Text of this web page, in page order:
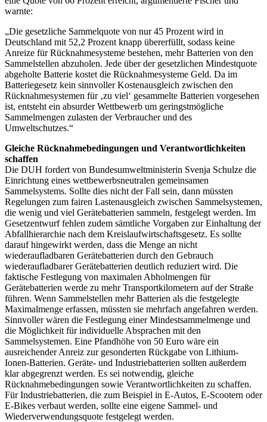
warnte:
„Die gesetzliche Sammelquote von nur 45 Prozent wird in
Deutschland mit 52,2 Prozent knapp übererfüllt, sodass keine
Anreize für Rücknahmesysteme bestehen, mehr Batterien von den
Sammelstellen abzuholen. Jede über der gesetzlichen Mindestquote
abgeholte Batterie kostet die Rücknahmesysteme Geld. Da im
Batteriegesetz kein sinnvoller Kostenausgleich zwischen den
Rücknahmesystemen für ‚zu viel‘ gesammelte Batterien vorgesehen
ist, entsteht ein absurder Wettbewerb um geringstmögliche
Sammelmengen zulasten der Verbraucher und des
Umweltschutzes.“
Gleiche Rücknahmebedingungen und Verantwortlichkeiten
schaffen
Die DUH fordert von Bundesumweltministerin Svenja Schulze die
Einrichtung eines wettbewerbsneutralen gemeinsamen
Sammelsystems. Sollte dies nicht der Fall sein, dann müssten
Regelungen zum fairen Lastenausgleich zwischen Sammelsystemen,
die wenig und viel Gerätebatterien sammeln, festgelegt werden. Im
Gesetzentwurf fehlen zudem sämtliche Vorgaben zur Einhaltung der
Abfallhierarchie nach dem Kreislaufwirtschaftsgesetz. Es sollte
darauf hingewirkt werden, dass die Menge an nicht
wiederaufladbaren Gerätebatterien durch den Gebrauch
wiederaufladbarer Gerätebatterien deutlich reduziert wird. Die
faktische Festlegung von maximalen Abholmengen für
Gerätebatterien werde zu mehr Transportkilometern auf der Straße
führen. Wenn Sammelstellen mehr Batterien als die festgelegte
Maximalmenge erfassen, müssten sie mehrfach angefahren werden.
Sinnvoller wären die Festlegung einer Mindestsammelmenge und
die Möglichkeit für individuelle Absprachen mit den
Sammelsystemen. Eine Pfandhöhe von 50 Euro wäre ein
ausreichender Anreiz zur gesonderten Rückgabe von Lithium-
Ionen-Batterien. Geräte- und Industriebatterien sollten außerdem
klar abgegrenzt werden. Es sei notwendig, gleiche
Rücknahmebedingungen sowie Verantwortlichkeiten zu schaffen.
Für Industriebatterien, die zum Beispiel in E-Autos, E-Scootern oder
E-Bikes verbaut werden, sollte eine eigene Sammel- und
Wiederverwendungsquote festgelegt werden.